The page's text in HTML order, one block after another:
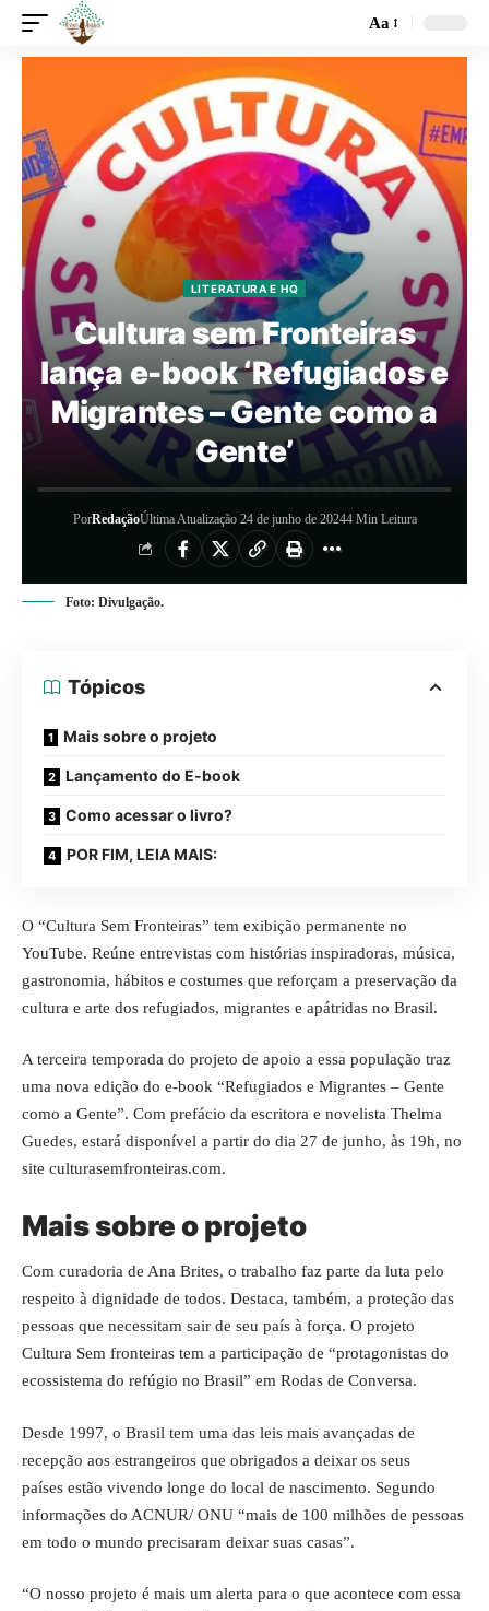
Aa
LITERATURA E HQ
Cultura sem Fronteiras
lança e-book ‘Refugiados e
Migrantes – Gente como a
Gente’
PorRedaçãoÚltima Atualização 24 de junho de 20244 Min Leitura
Foto: Divulgação.
Tópicos
Mais sobre o projeto
Lançamento do E-book
Como acessar o livro?
POR FIM, LEIA MAIS:
O “Cultura Sem Fronteiras” tem exibição permanente no
YouTube. Reúne entrevistas com histórias inspiradoras, música,
gastronomia, hábitos e costumes que reforçam a preservação da
cultura e arte dos refugiados, migrantes e apátridas no Brasil.
A terceira temporada do projeto de apoio a essa população traz
uma nova edição do e-book “Refugiados e Migrantes – Gente
como a Gente”. Com prefácio da escritora e novelista Thelma
Guedes, estará disponível a partir do dia 27 de junho, às 19h, no
site culturasemfronteiras.com.
Mais sobre o projeto
Com curadoria de Ana Brites, o trabalho faz parte da luta pelo
respeito à dignidade de todos. Destaca, também, a proteção das
pessoas que necessitam sair de seu país à força. O projeto
Cultura Sem fronteiras tem a participação de “protagonistas do
ecossistema do refúgio no Brasil” em Rodas de Conversa.
Desde 1997, o Brasil tem uma das leis mais avançadas de
recepção aos estrangeiros que obrigados a deixar os seus
países estão vivendo longe do local de nascimento. Segundo
informações do ACNUR/ ONU “mais de 100 milhões de pessoas
em todo o mundo precisaram deixar suas casas”.
“O nosso projeto é mais um alerta para o que acontece com essa